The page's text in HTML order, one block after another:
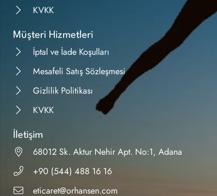
KVKK
Müşteri Hizmetleri
İptal ve İade Koşulları
Mesafeli Satış Sözleşmesi
Gizlilik Politikası
KVKK
İletişim
68012 Sk. Aktur Nehir Apt. No:1, Adana
+90 (544) 488 16 16
eticaret@orhansen.com